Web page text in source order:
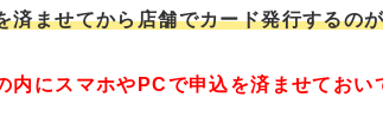
済ませてから店舗でカード発行するの
内にスマホやPCで申込を済ませておい